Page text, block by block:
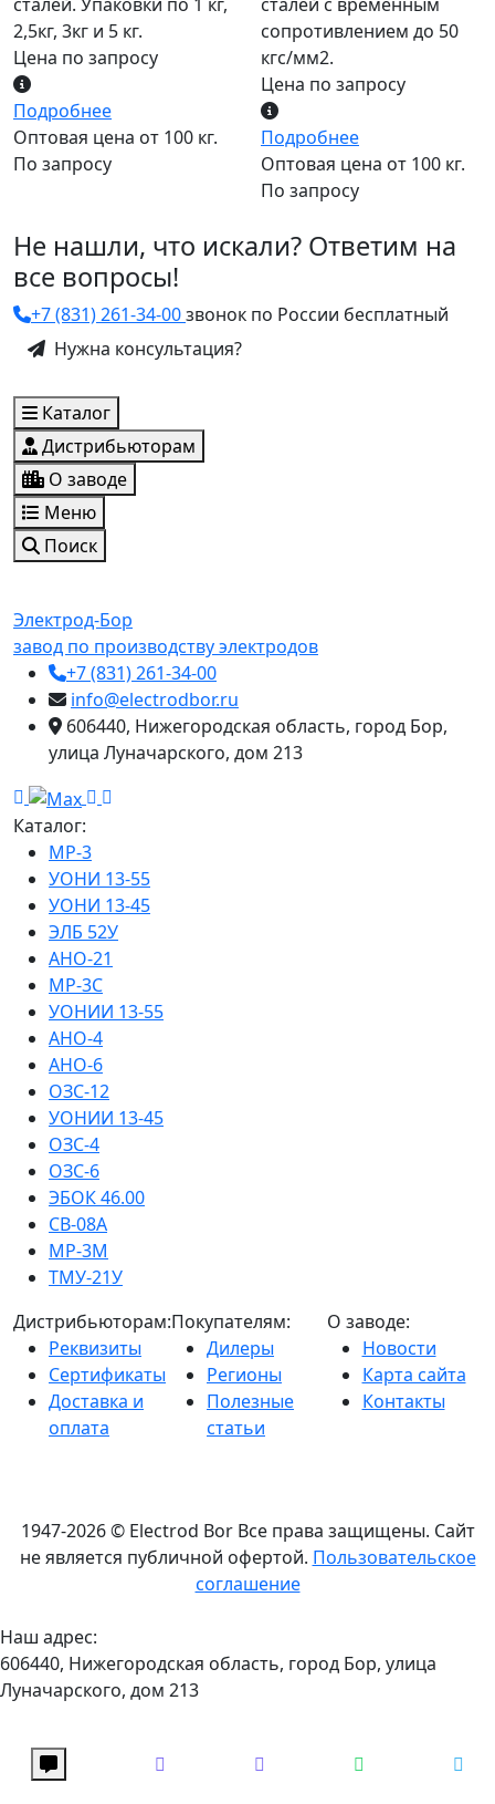
2,5кг, 3кг и 5 кг.
Цена по запросу
Подробнее
Оптовая цена от 100 кг.
По запросу
сопротивлением до 50
кгс/мм2.
Цена по запросу
Подробнее
Оптовая цена от 100 кг.
По запросу
Не нашли, что искали? Ответим на
все вопросы!
+7 (831) 261-34-00звонок по России бесплатный
Нужна консультация?
Каталог
Дистрибьюторам
О заводе
Меню
Поиск
Электрод-Бор
завод по производству электродов
+7 (831) 261-34-00
info@electrodbor.ru
606440, Нижегородская область, город Бор,
улица Луначарского, дом 213
Каталог:
МР-3
УОНИ 13-55
УОНИ 13-45
ЭЛБ 52У
АНО-21
МР-3С
УОНИИ 13-55
АНО-4
АНО-6
ОЗС-12
УОНИИ 13-45
ОЗС-4
ОЗС-6
ЭБОК 46.00
СВ-08А
МР-3М
ТМУ-21У
Дистрибьюторам:
Реквизиты
Сертификаты
Доставка и
оплата
Покупателям:
Дилеры
Регионы
Полезные
статьи
О заводе:
Новости
Карта сайта
Контакты
1947-2026 © Electrod Bor Все права защищены. Сайт
не является публичной офертой. Пользовательское
соглашение
Наш адрес:
606440, Нижегородская область, город Бор, улица
Луначарского, дом 213